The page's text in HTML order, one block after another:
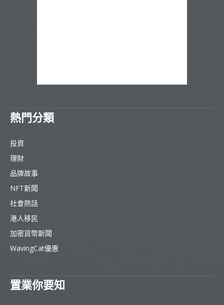
熱門分類
投資
理財
品牌故事
NFT新聞
社會熱話
港人移民
加密貨幣新聞
WavingCat優惠
置業你要知